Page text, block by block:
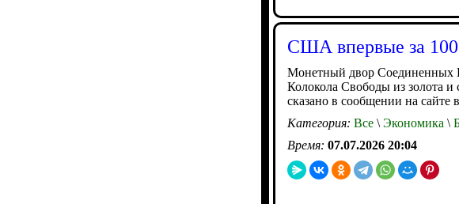
США впервые за 100
Монетный двор Соединенных
Колокола Свободы из золота и
сказано в сообщении на сайте
Категория: Все \ Экономика \
Время: 07.07.2026 20:04